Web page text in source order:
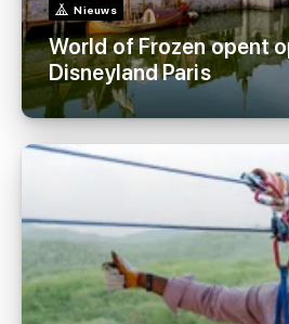
Nieuws
World of Frozen opent
Disneyland Paris